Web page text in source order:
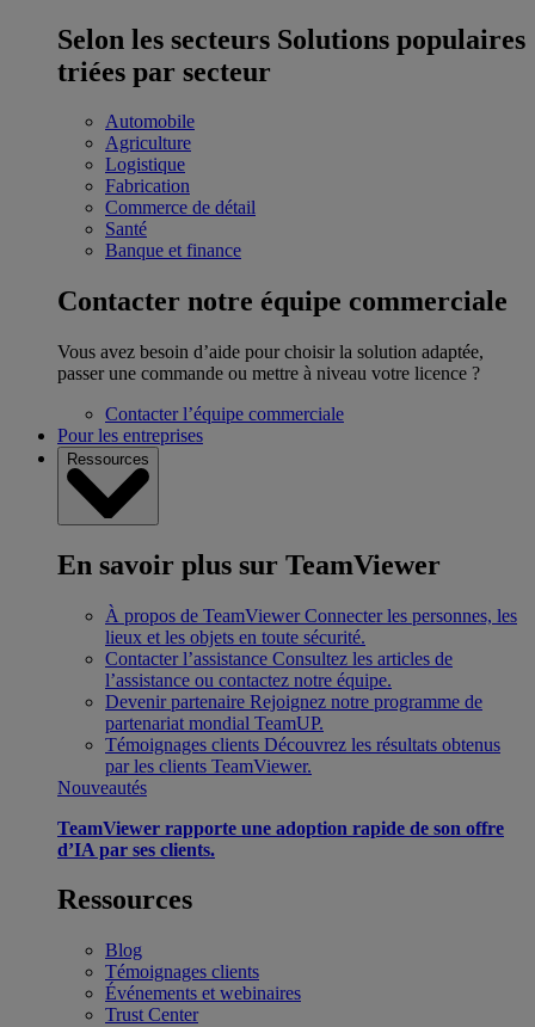
Selon les secteurs Solutions populaires
triées par secteur
Automobile
Agriculture
Logistique
Fabrication
Commerce de détail
Santé
Banque et finance
Contacter notre équipe commerciale
Vous avez besoin d’aide pour choisir la solution adaptée,
passer une commande ou mettre à niveau votre licence ?
Contacter l’équipe commerciale
Pour les entreprises
Ressources
En savoir plus sur TeamViewer
À propos de TeamViewer Connecter les personnes, les
lieux et les objets en toute sécurité.
Contacter l’assistance Consultez les articles de
l’assistance ou contactez notre équipe.
Devenir partenaire Rejoignez notre programme de
partenariat mondial TeamUP.
Témoignages clients Découvrez les résultats obtenus
par les clients TeamViewer.
Nouveautés
TeamViewer rapporte une adoption rapide de son offre
d’IA par ses clients.
Ressources
Blog
Témoignages clients
Événements et webinaires
Trust Center